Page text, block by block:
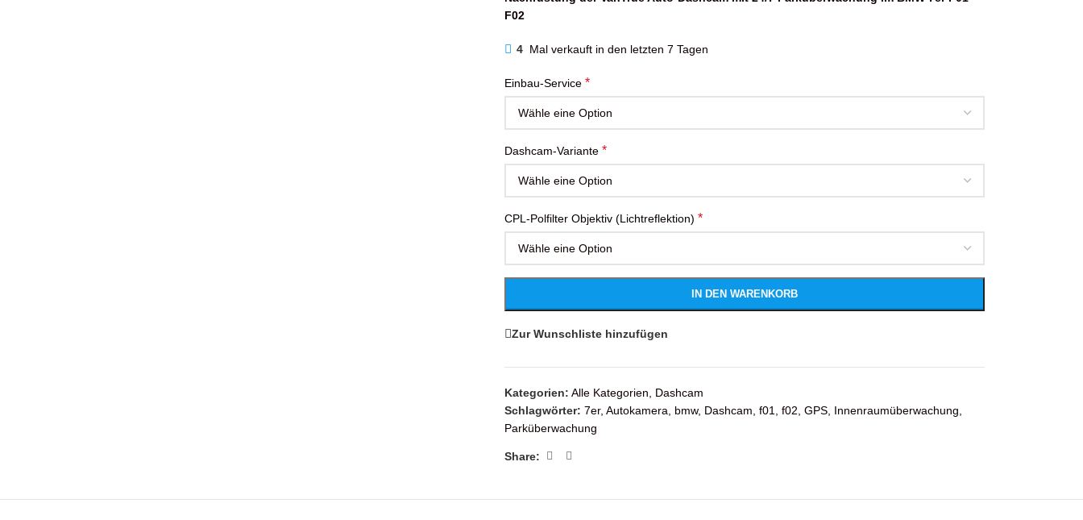
F02
4 Mal verkauft in den letzten 7 Tagen
Einbau-Service *
Dashcam-Variante *
CPL-Polfilter Objektiv (Lichtreflektion) *
IN DEN WARENKORB
Zur Wunschliste hinzufügen
Kategorien: Alle Kategorien
Dashcam
Schlagwörter: 7er, Autokamera bmw, Dashcam f01 f02 GPS, Innenraumüberwachung
Parküberwachung
Share: